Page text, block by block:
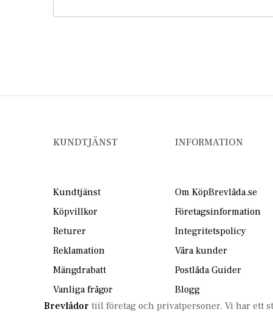
KUNDTJÄNST
Kundtjänst
Köpvillkor
Returer
Reklamation
Mängdrabatt
Vanliga frågor
INFORMATION
Om KöpBrevlåda.se
Företagsinformation
Integritetspolicy
Våra kunder
Postlåda Guider
Blogg
Brevlådor tiil företag och privatpersoner. Vi har ett